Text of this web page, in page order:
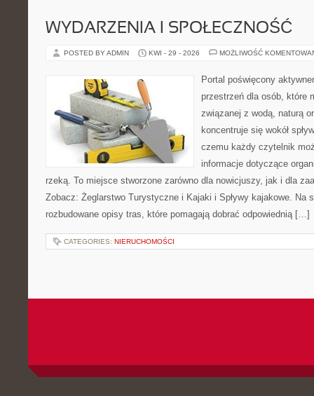
WYDARZENIA I SPOŁECZNOŚĆ
POSTED BY ADMIN KWI - 29 - 2026 MOŻLIWOŚĆ
Portal poświęcony
przestrzeń dla osób, które
związanej z wodą, naturą
koncentruje się wokół
czemu każdy czytelnik
informacje dotyczące
rzeką. To miejsce stworzone zarówno dla nowicjuszy, jak i dla
Zobacz: Żeglarstwo Turystyczne i Kajaki i Spływy kajakowe. Na
rozbudowane opisy tras, które pomagają dobrać odpowiednią […]
CATEGORIES: NIERUCHOMOŚCI